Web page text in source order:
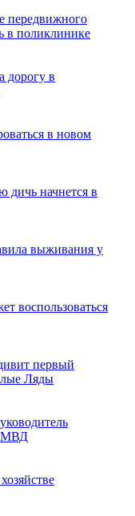
передвижного
в поликлинике
дорогу в
в новом
дичь начнется в
выживания у
воспользоваться
первый
Ляды
МВД